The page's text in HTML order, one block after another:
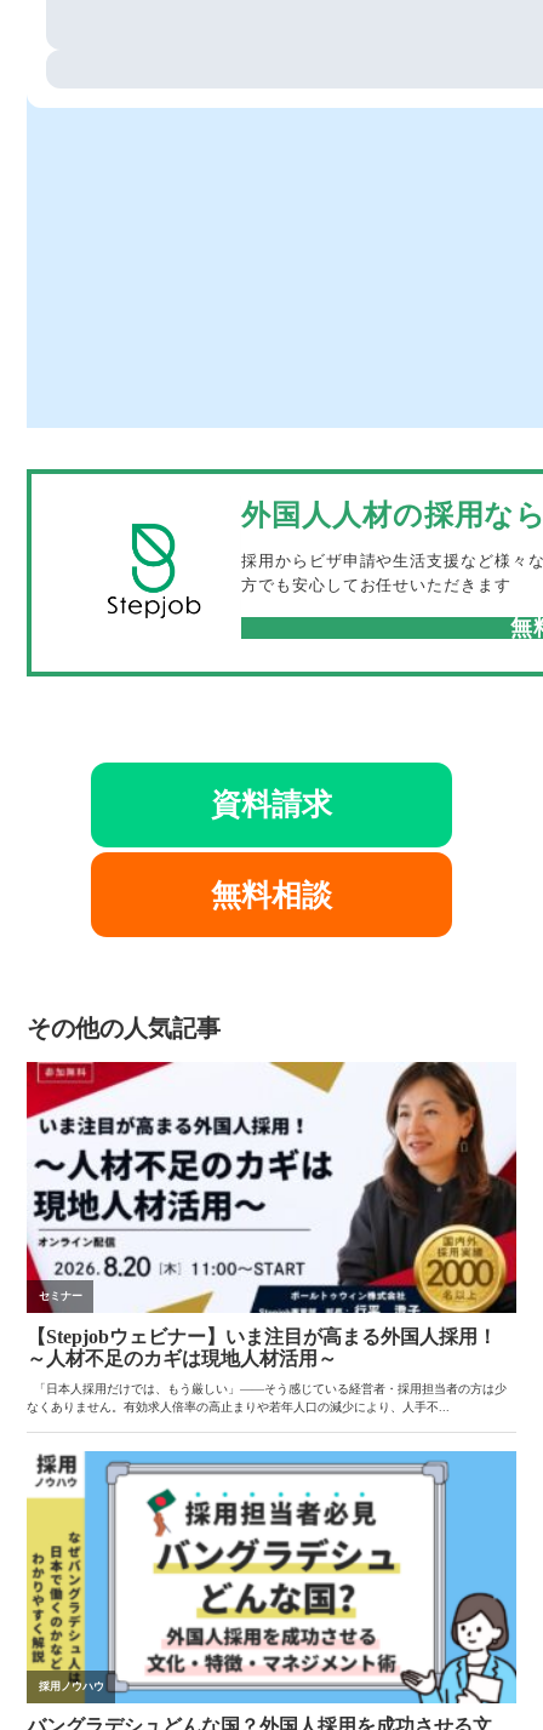
外国人人材の採用な
採用からビザ申請や生活支援など様々
方でも安心してお任せいただきます
無
資料請求
無料相談
その他の人気記事